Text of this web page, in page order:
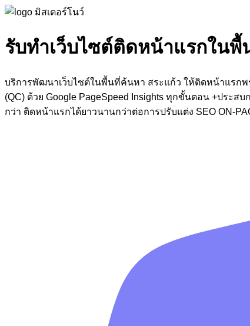
รับทำเว็บไซต์ติดหน้าแรกใน
บริการพัฒนาเว็บไซต์ในพื้นที่ค้นหา สระแก้ว ให้ติดหน้าแรกพ
(QC) ด้วย Google PageSpeed Insights ทุกขั้นตอน +ประ
กว่า ติดหน้าแรกได้ยาวนานกว่าต่อการปรับแต่ง SEO ON-